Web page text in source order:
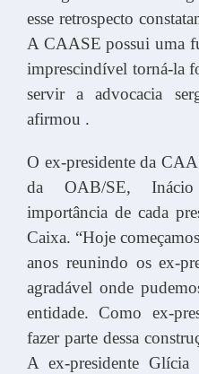
esse retrospecto
A CAASE possui uma
imprescindível torná-la
servir a advocacia
afirmou .
O ex-presidente da
da OAB/SE,
importância de cada
Caixa. “Hoje
anos reunindo os ex-
agradável onde
entidade. Como ex-
fazer parte dessa
A ex-presidente Glícia